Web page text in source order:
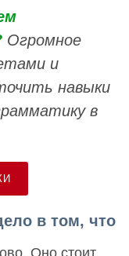
Огромное
и
навыки
в
в том, что
Оно стоит